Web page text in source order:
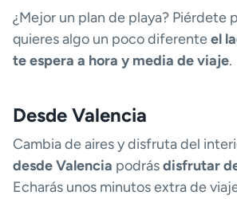
¿Mejor un plan de playa? Piérdete
quieres algo un poco diferenteel
te espera a hora y media de viaje.
Desde Valencia
Cambia de aires y disfruta del
desde Valencia podrásdisfrutar
Echarás unos minutos extra de